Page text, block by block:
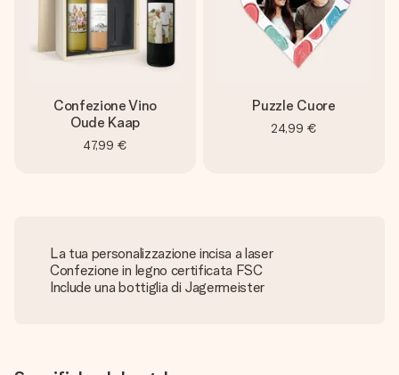
Confezione Vino
Oude Kaap
47,99 €
Puzzle Cuore
24,99 €
La tua personalizzazione incisa a laser
Confezione in legno certificata FSC
Include una bottiglia di Jagermeister